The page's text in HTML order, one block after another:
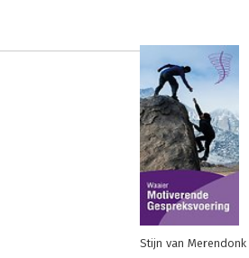
Stijn van Merendonk